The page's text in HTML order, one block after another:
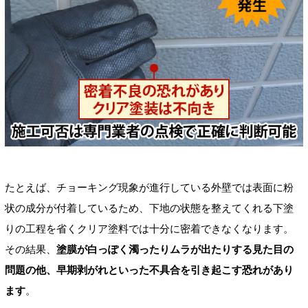
たとえば、チョーキング現象が進行している外壁では表面に粉
状の成分が付着しているため、下地の状態を整えてくれる下塗
りの工程を省くクリア塗料では十分に密着できなくなります。
その結果、 塗膜が白っぽく濁ったりムラが出たりする見た目の
問題の他、早期剥がれといった不具合を引き起こす恐れがあり
ます。